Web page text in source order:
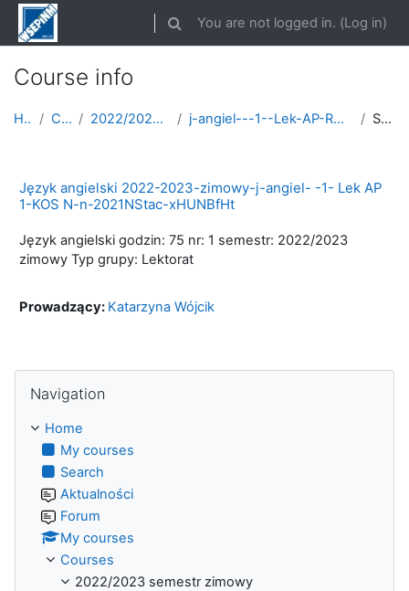
Skip to main content
Toggle search input
You are not logged in. (Log in)
Course info
Home Courses 2022/2023 semestr zimowy j-angiel---1--Lek-AP-ROK-2022-2023-zimowy/ AP 1/K... Summary
Język angielski 2022-2023-zimowy-j-angiel- -1- Lek AP
1-KOS N-n-2021NStac-xHUNBfHt
Język angielski godzin: 75 nr: 1 semestr: 2022/2023
zimowy Typ grupy: Lektorat
Prowadzący: Katarzyna Wójcik
Navigation
Home
My courses
Search
Aktualności
Forum
My courses
Courses
2022/2023 semestr zimowy